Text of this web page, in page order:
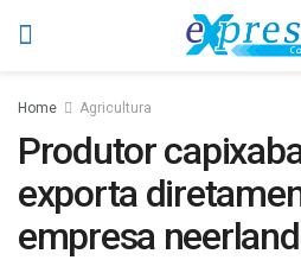
Home Agricultura
Produtor
exporta
empresa